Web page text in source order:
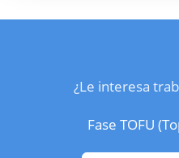
¿Le interesa
Fase TOFU